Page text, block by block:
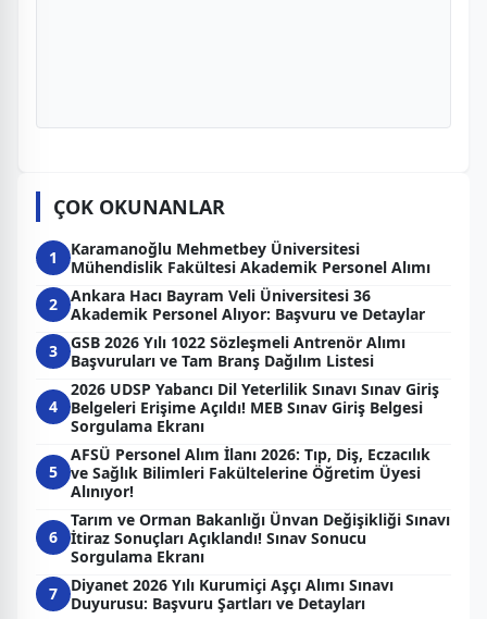
ÇOK OKUNANLAR
1
Karamanoğlu Mehmetbey Üniversitesi
Mühendislik Fakültesi Akademik Personel Alımı
2
Ankara Hacı Bayram Veli Üniversitesi 36
Akademik Personel Alıyor: Başvuru ve Detaylar
3
GSB 2026 Yılı 1022 Sözleşmeli Antrenör Alımı
Başvuruları ve Tam Branş Dağılım Listesi
4
2026 UDSP Yabancı Dil Yeterlilik Sınavı Sınav Giriş
Belgeleri Erişime Açıldı! MEB Sınav Giriş Belgesi
Sorgulama Ekranı
5
AFSÜ Personel Alım İlanı 2026: Tıp, Diş, Eczacılık
ve Sağlık Bilimleri Fakültelerine Öğretim Üyesi
Alınıyor!
6
Tarım ve Orman Bakanlığı Ünvan Değişikliği Sınavı
İtiraz Sonuçları Açıklandı! Sınav Sonucu
Sorgulama Ekranı
7
Diyanet 2026 Yılı Kurumiçi Aşçı Alımı Sınavı
Duyurusu: Başvuru Şartları ve Detayları